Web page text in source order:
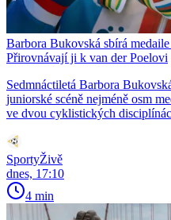
Barbora Bukovská sbírá
Přirovnávají ji k van der Poelovi
Sedmnáctiletá Barbora
juniorské scéně nejméně osm
ve dvou cyklistických
SportyŽivě
dnes, 17:10
4 min